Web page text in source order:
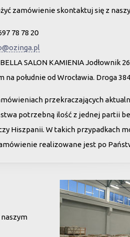
zamówienie skontaktuj się z
78 78 20
SALON KAMIENIA Jodłownik
na południe od Wrocławia. Droga
przekraczających
potrzebną ilość z jednej partii
Hiszpanii. W takich przypadkach
realizowane jest po